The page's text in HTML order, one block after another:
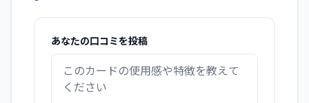
あなたの口コミを投稿